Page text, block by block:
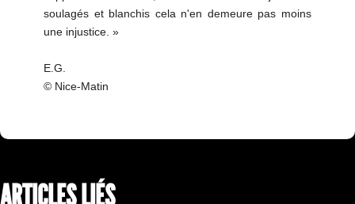
soulagés et blanchis cela n'en demeure pas moins
une injustice. »
E.G.
© Nice-Matin
ARTICLES LIÉS